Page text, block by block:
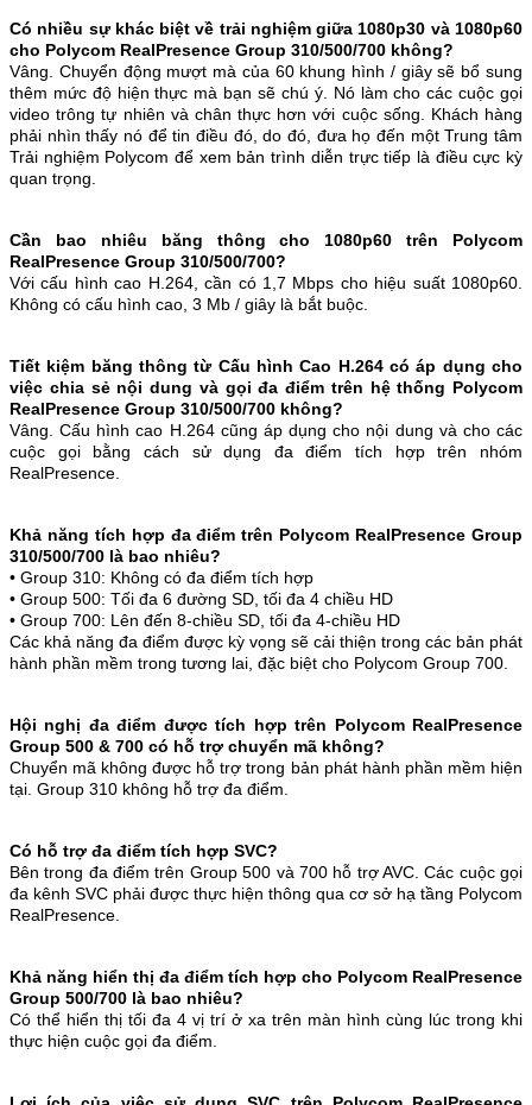
Có nhiều sự khác biệt về trải nghiệm giữa 1080p30 và 1080p60
cho Polycom RealPresence Group 310/500/700 không?
Vâng. Chuyển động mượt mà của 60 khung hình / giây sẽ bổ sung
thêm mức độ hiện thực mà bạn sẽ chú ý. Nó làm cho các cuộc gọi
video trông tự nhiên và chân thực hơn với cuộc sống. Khách hàng
phải nhìn thấy nó để tin điều đó, do đó, đưa họ đến một Trung tâm
Trải nghiệm Polycom để xem bản trình diễn trực tiếp là điều cực kỳ
quan trọng.
Cần bao nhiêu băng thông cho 1080p60 trên Polycom
RealPresence Group 310/500/700?
Với cấu hình cao H.264, cần có 1,7 Mbps cho hiệu suất 1080p60.
Không có cấu hình cao, 3 Mb / giây là bắt buộc.
Tiết kiệm băng thông từ Cấu hình Cao H.264 có áp dụng cho
việc chia sẻ nội dung và gọi đa điểm trên hệ thống Polycom
RealPresence Group 310/500/700 không?
Vâng. Cấu hình cao H.264 cũng áp dụng cho nội dung và cho các
cuộc gọi bằng cách sử dụng đa điểm tích hợp trên nhóm
RealPresence.
Khả năng tích hợp đa điểm trên Polycom RealPresence Group
310/500/700 là bao nhiêu?
• Group 310: Không có đa điểm tích hợp
• Group 500: Tối đa 6 đường SD, tối đa 4 chiều HD
• Group 700: Lên đến 8-chiều SD, tối đa 4-chiều HD
Các khả năng đa điểm được kỳ vọng sẽ cải thiện trong các bản phát
hành phần mềm trong tương lai, đặc biệt cho Polycom Group 700.
Hội nghị đa điểm được tích hợp trên Polycom RealPresence
Group 500 & 700 có hỗ trợ chuyển mã không?
Chuyển mã không được hỗ trợ trong bản phát hành phần mềm hiện
tại. Group 310 không hỗ trợ đa điểm.
Có hỗ trợ đa điểm tích hợp SVC?
Bên trong đa điểm trên Group 500 và 700 hỗ trợ AVC. Các cuộc gọi
đa kênh SVC phải được thực hiện thông qua cơ sở hạ tầng Polycom
RealPresence.
Khả năng hiển thị đa điểm tích hợp cho Polycom RealPresence
Group 500/700 là bao nhiêu?
Có thể hiển thị tối đa 4 vị trí ở xa trên màn hình cùng lúc trong khi
thực hiện cuộc gọi đa điểm.